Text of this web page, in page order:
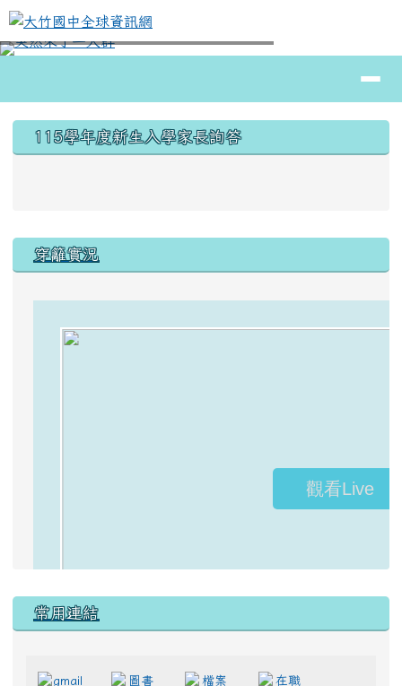
跳至主內容區
大竹國中全球資訊網
⏸
上中區域內容
115學年度新生入學家長詢答
穿籬實況
常用連結
頁尾區域